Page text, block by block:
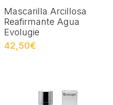
Mascarilla Arcillosa
Reafirmante Agua
Evolugie
42,50€